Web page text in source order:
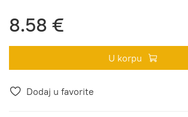
Dodaj u favorite
8.58 €
U korpu